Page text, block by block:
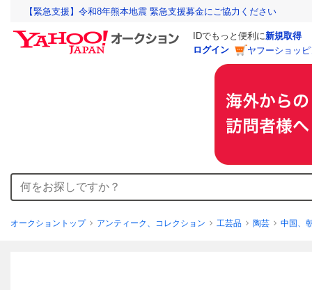
【緊急支援】令和8年熊本地震 緊急支援募金にご協力ください
IDでもっと便利に新規取得
ログイン
ヤフーショッ
オークショントップ アンティーク、コレクション 工芸品 陶芸 中国、